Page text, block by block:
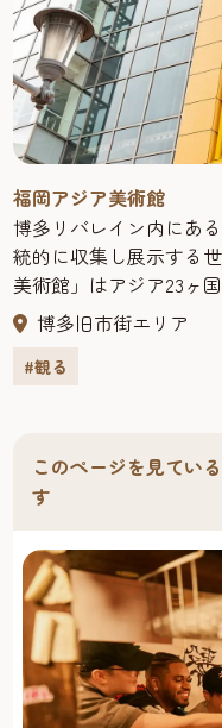
福岡アジア美術館
博多リバレイン内にあ
統的に収集し展示する
美術館」はアジア23ヶ
蔵・展示。作品展示だ
ストを招いての制作や
す。また、ミュージア
博多旧市街エリア
#観る
このページを見てい
す